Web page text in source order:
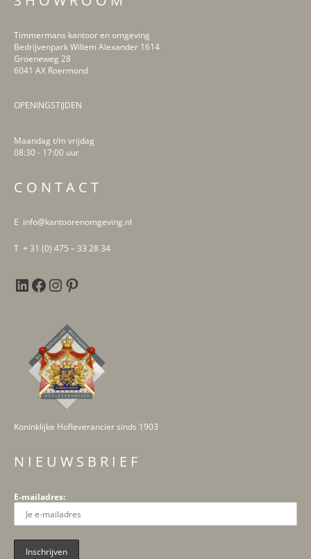
Timmermans kantoor en omgeving
Bedrijvenpark Willem Alexander 1614
Groeneweg 28
6041 AX Roermond
OPENINGSTIJDEN
Maandag t/m vrijdag
08:30 - 17:00 uur
C O N T A C T
E info@kantoorenomgeving.nl
T + 31 (0) 475 – 33 28 34
LinkedIn
Facebook
Instagram
Pinterest
Koninklijke Hofleverancier sinds 1903
N I E U W S B R I E F
E-mailadres: